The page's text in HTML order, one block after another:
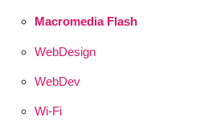
Macromedia Flash
WebDesign
WebDev
Wi-Fi